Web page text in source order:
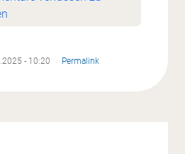
- 10:20 Permalink